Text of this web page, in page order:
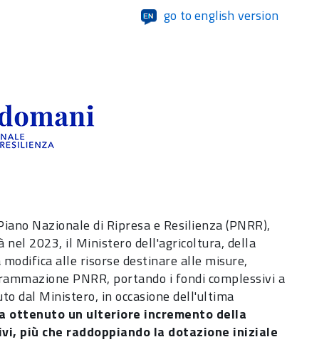
go to english version
Nazionale di Ripresa e Resilienza (PNRR),
nel 2023, il Ministero dell'agricoltura, della
alle risorse destinare alle misure,
PNRR, portando i fondi complessivi a
dal Ministero, in occasione dell'ultima
ottenuto un ulteriore incremento della
più che raddoppiando la dotazione iniziale